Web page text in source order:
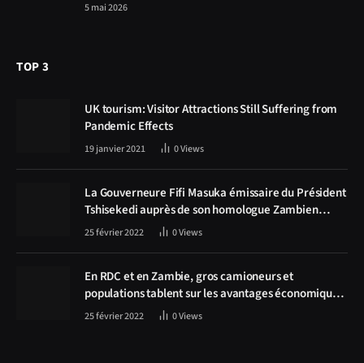
5 mai 2026
TOP 3
UK tourism: Visitor Attractions Still Suffering from
Pandemic Effects
19 janvier 2021 0Views
La Gouverneure Fifi Masuka émissaire du Président
Tshisekedi auprès de son homologue Zambien
Hichilema, la construction de la route Kolwezi -
25 février 2022 0Views
En RDC et en Zambie, gros camioneurs et
populations tablent sur les avantages économiques
de la route Kolwezi-Solwezi
25 février 2022 0Views